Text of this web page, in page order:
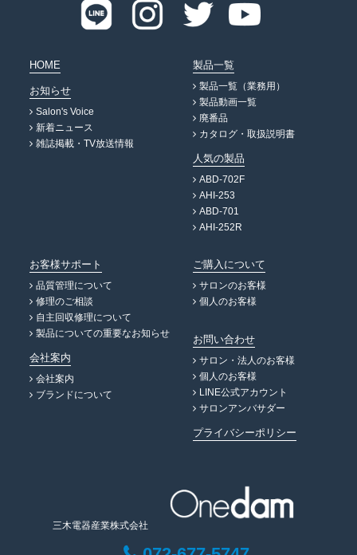
HOME
お知らせ
Salon's Voice
新着ニュース
雑誌掲載・TV放送情報
製品一覧
製品一覧（業務用）
製品動画一覧
廃番品
カタログ・取扱説明書
人気の製品
ABD-702F
AHI-253
ABD-701
AHI-252R
お客様サポート
品質管理について
修理のご相談
自主回収修理について
製品についての重要なお知らせ
会社案内
会社案内
ブランドについて
ご購入について
サロンのお客様
個人のお客様
お問い合わせ
サロン・法人のお客様
個人のお客様
LINE公式アカウント
サロンアンバサダー
プライバシーポリシー
三木電器産業株式会社